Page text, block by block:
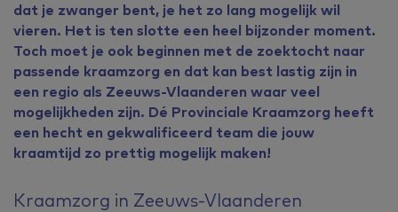
dat je zwanger bent, je het zo lang mogelijk wil
vieren. Het is ten slotte een heel bijzonder moment.
Toch moet je ook beginnen met de zoektocht naar
passende kraamzorg en dat kan best lastig zijn in
een regio als Zeeuws-Vlaanderen waar veel
mogelijkheden zijn. Dé Provinciale Kraamzorg heeft
een hecht en gekwalificeerd team die jouw
kraamtijd zo prettig mogelijk maken!
Kraamzorg in Zeeuws-Vlaanderen